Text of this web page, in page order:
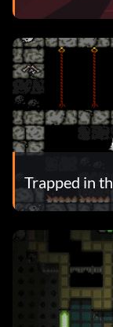
Trapped in